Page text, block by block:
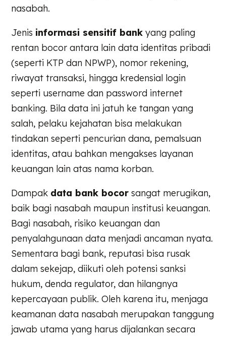
nasabah.
Jenis informasi sensitif bank yang paling
rentan bocor antara lain data identitas pribadi
(seperti KTP dan NPWP), nomor rekening,
riwayat transaksi, hingga kredensial login
seperti username dan password internet
banking. Bila data ini jatuh ke tangan yang
salah, pelaku kejahatan bisa melakukan
tindakan seperti pencurian dana, pemalsuan
identitas, atau bahkan mengakses layanan
keuangan lain atas nama korban.
Dampak data bank bocor sangat merugikan,
baik bagi nasabah maupun institusi keuangan.
Bagi nasabah, risiko keuangan dan
penyalahgunaan data menjadi ancaman nyata.
Sementara bagi bank, reputasi bisa rusak
dalam sekejap, diikuti oleh potensi sanksi
hukum, denda regulator, dan hilangnya
kepercayaan publik. Oleh karena itu, menjaga
keamanan data nasabah merupakan tanggung
jawab utama yang harus dijalankan secara